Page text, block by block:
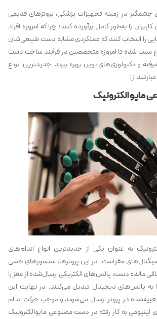
چشمگیر در زمینه تجهیزات پزشکی، پروتزهای قدیمی
را به‌طور کامل برآورده کنند؛ چرا که امروزه افراد
را انتخاب کنند که عملکردی مشابه دست طبیعی‌شان
سبب شده تا امروزه متخصصین در فرآیند ساخت دست
و تکنولوژی‌های نوین بهره ببرند. جدیدترین انواع
از:
مایو الکترونیک
به عنوان یکی از جدیدترین انواع اندام‌های
مغزاست. در این پروتزها، سنسورهای حسی
مانده دست، پالس‌های الکتریکی ارسال‌شده از مغز را
به پالس‌های دیجیتال تبدیل می‌کنند. در نهایت این
در پروتز ارسال می‌شوند و موجب حرکت اندام
لیتیومی به کار رفته در دست مصنوعی مایوالکترونیک